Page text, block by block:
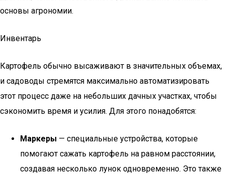
основы агрономии.
Инвентарь
Картофель обычно высаживают в значительных объемах,
и садоводы стремятся максимально автоматизировать
этот процесс даже на небольших дачных участках, чтобы
сэкономить время и усилия. Для этого понадобятся:
Маркеры — специальные устройства, которые
помогают сажать картофель на равном расстоянии,
создавая несколько лунок одновременно. Это также